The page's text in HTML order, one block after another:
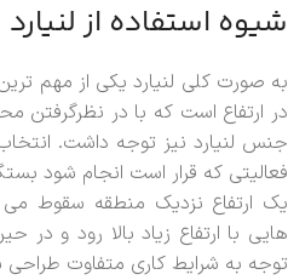
شیوه استفاده از لنیارد
به صورت کلی لنیارد یکی از مهم
در ارتفاع است که با در نظرگرفتن
جنس لنیارد نیز توجه داشت. انتخاب
فعالیتی که قرار است انجام شود
یک ارتفاع نزدیک منطقه سقوط می
هایی با ارتفاع زیاد بالا رود و در
توجه به شرایط کاری متفاوت